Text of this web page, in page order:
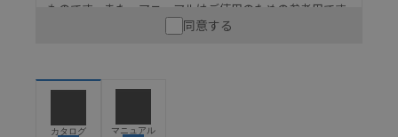
ものです。また、マニュアルはご使用のための参考用です
ので、ご使用にあたっての安全性については十分にご配慮
うな用途に使用される場合には、システム全体として
保できるよう設計されていること、および本製品が全
同意する
カタログ マニュアル